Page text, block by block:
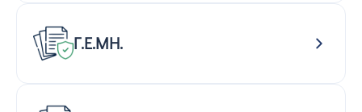
Γ.Ε.ΜΗ.